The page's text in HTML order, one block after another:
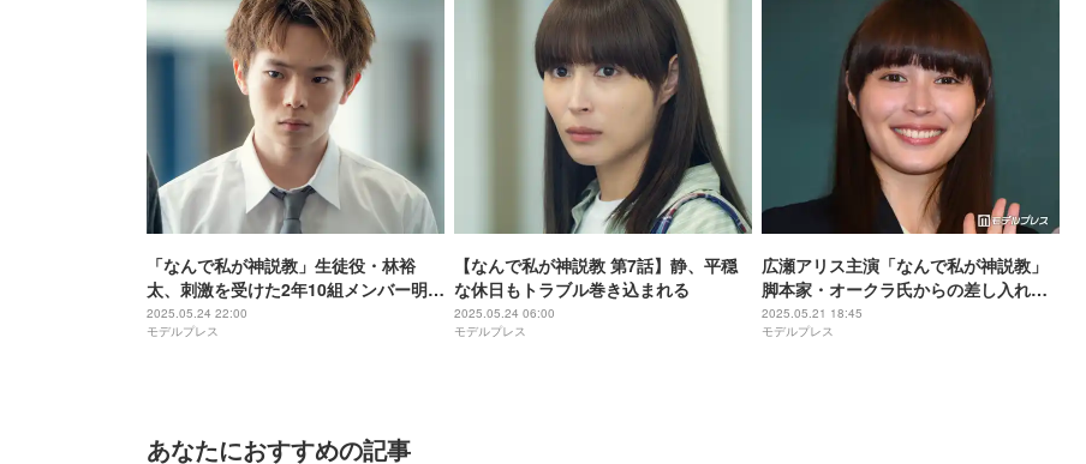
「なんで私が神説教」生徒役・林裕
太、刺激を受けた2年10組メンバー明か
す「見習うべき姿勢」【注目の人物】
2025.05.24 22:00
モデルプレス
【なんで私が神説教 第7話】静、平穏
な休日もトラブル巻き込まれる
2025.05.24 06:00
モデルプレス
広瀬アリス主演「なんで私が神説教」
脚本家・オークラ氏からの差し入れ公
開「豪華」「差し入れも神」と反響
2025.05.21 18:45
モデルプレス
あなたにおすすめの記事